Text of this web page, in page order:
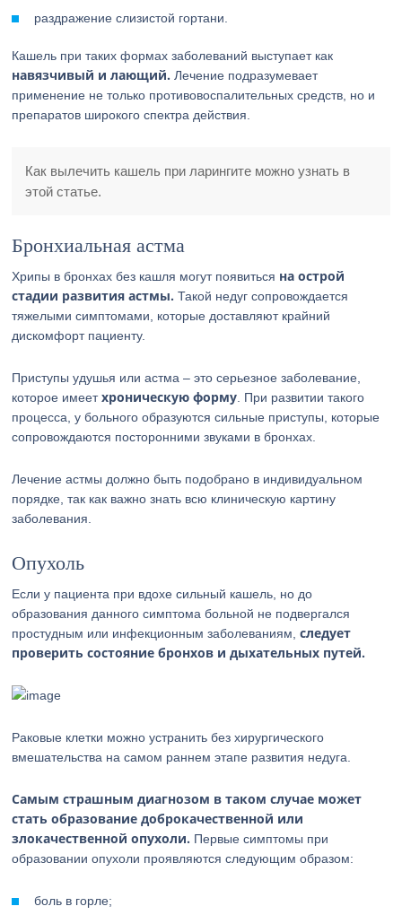
раздражение слизистой гортани.
Кашель при таких формах заболеваний выступает как
навязчивый и лающий. Лечение подразумевает
применение не только противовоспалительных средств, но и
препаратов широкого спектра действия.
Как вылечить кашель при ларингите можно узнать в
этой статье.
Бронхиальная астма
Хрипы в бронхах без кашля могут появиться на острой
стадии развития астмы. Такой недуг сопровождается
тяжелыми симптомами, которые доставляют крайний
дискомфорт пациенту.
Приступы удушья или астма – это серьезное заболевание,
которое имеетхроническую форму . При развитии такого
процесса, у больного образуются сильные приступы, которые
сопровождаются посторонними звуками в бронхах.
Лечение астмы должно быть подобрано в индивидуальном
порядке, так как важно знать всю клиническую картину
заболевания.
Опухоль
Если у пациента при вдохе сильный кашель, но до
образования данного симптома больной не подвергался
простудным или инфекционным заболеваниям,следует
проверить состояние бронхов и дыхательных путей.
Раковые клетки можно устранить без хирургического
вмешательства на самом раннем этапе развития недуга.
Самым страшным диагнозом в таком случае может
стать образование доброкачественной или
злокачественной опухоли. Первые симптомы при
образовании опухоли проявляются следующим образом:
боль в горле;